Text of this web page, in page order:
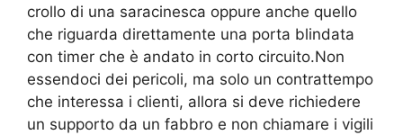
crollo di una saracinesca oppure anche quello
che riguarda direttamente una porta blindata
con timer che è andato in corto circuito.Non
essendoci dei pericoli, ma solo un contrattempo
che interessa i clienti, allora si deve richiedere
un supporto da un fabbro e non chiamare i vigili